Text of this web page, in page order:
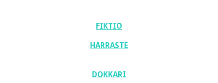
FIKTIO
HARRASTE
DOKKARI